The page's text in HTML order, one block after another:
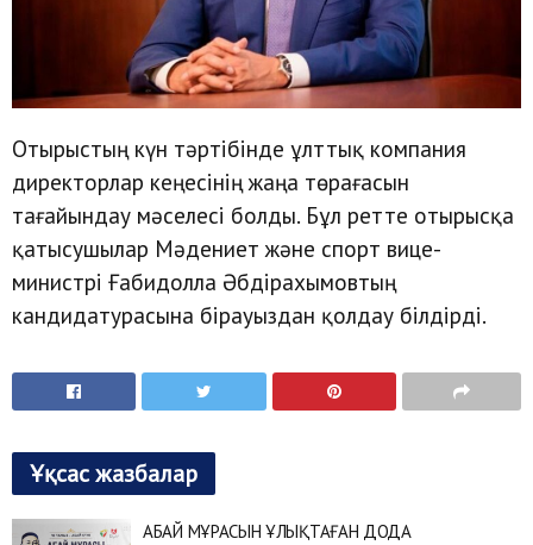
Отырыстың күн тәртібінде ұлттық компания
директорлар кеңесінің жаңа төрағасын
тағайындау мәселесі болды. Бұл ретте отырысқа
қатысушылар Мәдениет және спорт вице-
министрі Ғабидолла Әбдірахымовтың
кандидатурасына бірауыздан қолдау білдірді.
Ұқсас жазбалар
АБАЙ МҰРАСЫН ҰЛЫҚТАҒАН ДОДА